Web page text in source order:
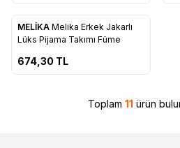
Favorilere Ekle
MELİKA Melika Erkek Jakarlı
Lüks Pijama Takımı Füme
674,30 TL
Toplam 11 ürün